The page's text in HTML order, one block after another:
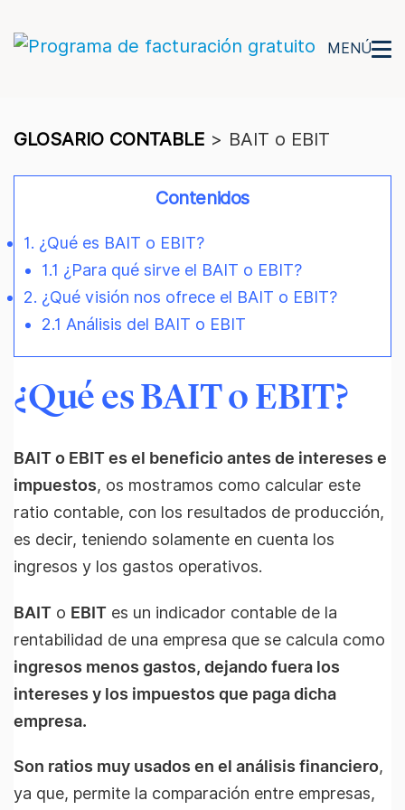
MENÚ
GLOSARIO CONTABLE > BAIT o EBIT
Contenidos
1. ¿Qué es BAIT o EBIT?
1.1 ¿Para qué sirve el BAIT o EBIT?
2. ¿Qué visión nos ofrece el BAIT o EBIT?
2.1 Análisis del BAIT o EBIT
¿Qué es BAIT o EBIT?
BAIT o EBIT es el beneficio antes de intereses e
impuestos, os mostramos como calcular este
ratio contable, con los resultados de producción,
es decir, teniendo solamente en cuenta los
ingresos y los gastos operativos.
BAIT o EBIT es un indicador contable de la
rentabilidad de una empresa que se calcula como
ingresos menos gastos, dejando fuera los
intereses y los impuestos que paga dicha
empresa.
Son ratios muy usados en el análisis financiero,
ya que, permite la comparación entre empresas,